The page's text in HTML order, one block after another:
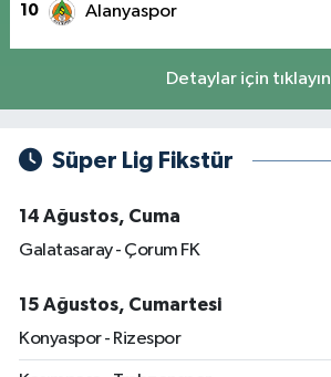
10 Alanyaspor
Detaylar için tıklayın
Süper Lig Fikstür
14 Ağustos, Cuma
Galatasaray - Çorum FK
15 Ağustos, Cumartesi
Konyaspor - Rizespor